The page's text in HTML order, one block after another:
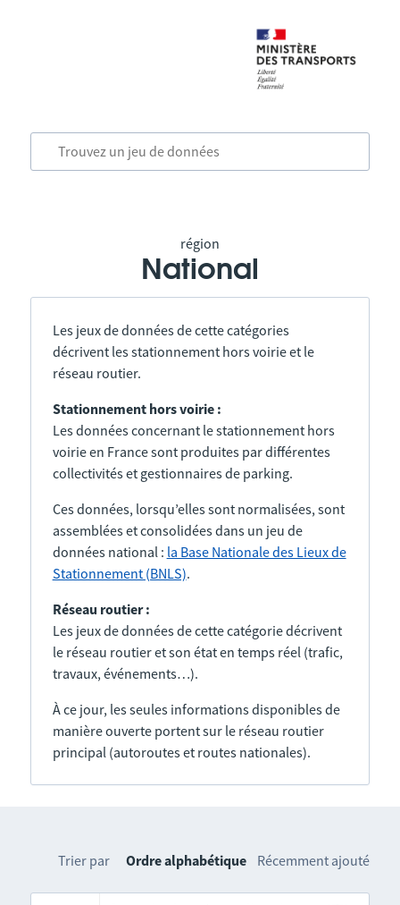
région
National
Les jeux de données de cette catégories
décrivent les stationnement hors voirie et le
réseau routier.
Stationnement hors voirie :
Les données concernant le stationnement hors
voirie en France sont produites par différentes
collectivités et gestionnaires de parking.
Ces données, lorsqu’elles sont normalisées, sont
assemblées et consolidées dans un jeu de
données national : la Base Nationale des Lieux de
Stationnement (BNLS).
Réseau routier :
Les jeux de données de cette catégorie décrivent
le réseau routier et son état en temps réel (trafic,
travaux, événements…).
À ce jour, les seules informations disponibles de
manière ouverte portent sur le réseau routier
principal (autoroutes et routes nationales).
Trier par Ordre alphabétique Récemment ajouté